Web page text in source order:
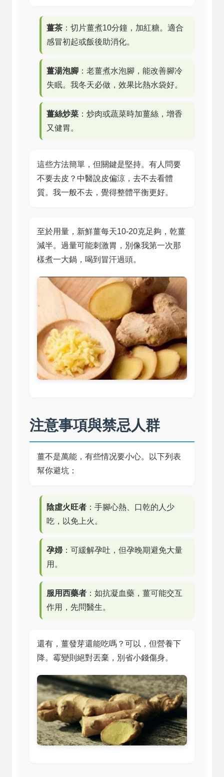
薑茶 ：切片薑煮10分鐘，加紅糖。適合
感冒初起或飯後助消化。
薑湯泡腳 ：老薑煮水泡腳，能改善腳冷
失眠。我冬天必做，效果比熱水袋好。
薑絲炒菜 ：炒肉或蔬菜時加薑絲，增香
又健胃。
這些方法簡單，但關鍵是堅持。有人問要
不要去皮？中醫說皮偏涼，去不去看體
質。我一般不去，覺得整體平衡更好。
至於用量，新鮮薑每天10-20克足夠，乾薑
減半。過量可能刺激胃，別像我第一次那
樣煮一大鍋，喝到冒汗過頭。
注意事項與禁忌人群
薑不是萬能，有些情况要小心。以下列表
幫你避坑：
陰虛火旺者 ：手腳心熱、口乾的人少
吃，以免上火。
孕婦 ：可緩解孕吐，但孕晚期避免大量
用。
服用西藥者 ：如抗凝血藥，薑可能交互
作用，先問醫生。
還有，薑發芽還能吃嗎？可以，但營養下
降。霉變則絕對丟棄，別省小錢傷身。